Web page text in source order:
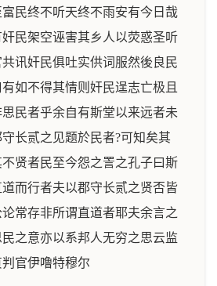
民终不听天终不雨安有今日哉
民架空诬害其乡人以荧惑圣听
讯奸民俱吐实供词服然後良民
如不得其情则奸民逞志亡极且
民者乎余自有斯堂以来远者未
长贰之见题於民者?可知矣其
贤者民至今怨之詈之孔子曰斯
而行者夫以郡守长贰之贤否皆
常存非所谓直道者耶夫余言之
之意亦以系邦人无穷之思云监
官伊噜特穆尔